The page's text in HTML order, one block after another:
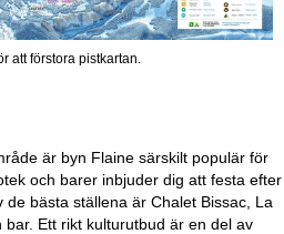
att förstora pistkartan.
är byn Flaine särskilt populär för
och barer inbjuder dig att festa efter
bästa ställena är Chalet Bissac, La
Ett rikt kulturutbud är en del av